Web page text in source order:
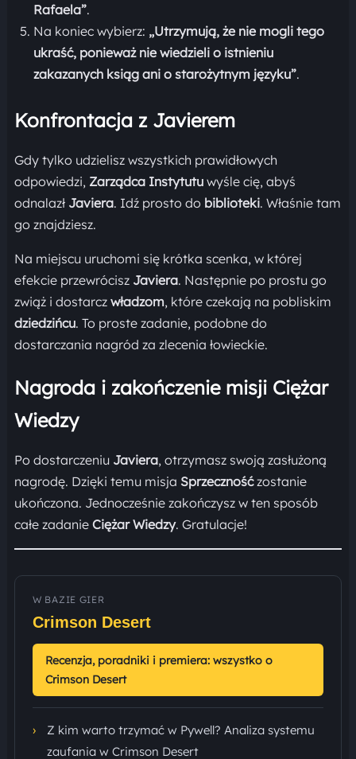
Rafaela”.
Na koniec wybierz: „Utrzymują, że nie mogli tego
ukraść, ponieważ nie wiedzieli o istnieniu
zakazanych ksiąg ani o starożytnym języku”.
Konfrontacja z Javierem
Gdy tylko udzielisz wszystkich prawidłowych
odpowiedzi, Zarządca Instytutuwyśle cię, abyś
odnalazł Javiera. Idź prosto do biblioteki. Właśnie tam
go znajdziesz.
Na miejscu uruchomi się krótka scenka, w której
efekcie przewrócisz Javiera. Następnie po prostu go
zwiąż i dostarcz władzom, które czekają na pobliskim
dziedzińcu. To proste zadanie, podobne do
dostarczania nagród za zlecenia łowieckie.
Nagroda i zakończenie misji Ciężar
Wiedzy
Po dostarczeniu Javiera, otrzymasz swoją zasłużoną
nagrodę. Dzięki temu misja Sprzecznośćzostanie
ukończona. Jednocześnie zakończysz w ten sposób
całe zadanie Ciężar Wiedzy. Gratulacje!
W BAZIE GIER
Crimson Desert
Recenzja, poradniki i premiera: wszystko o
Crimson Desert
›
Z kim warto trzymać w Pywell? Analiza systemu
zaufania w Crimson Desert